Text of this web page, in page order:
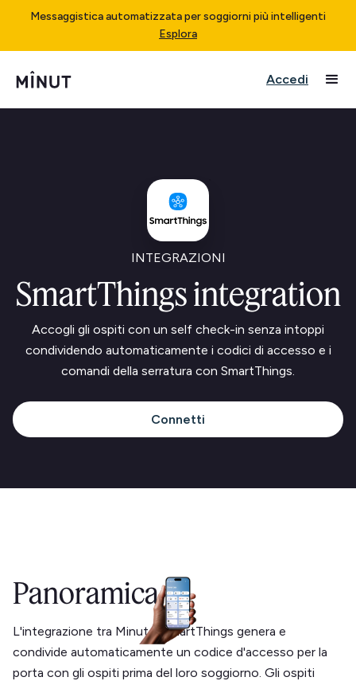
Messaggistica automatizzata per soggiorni più intelligenti
Esplora
Accedi
INTEGRAZIONI
SmartThings integration
Accogli gli ospiti con un self check-in senza intoppi
condividendo automaticamente i codici di accesso e i
comandi della serratura con SmartThings.
Connetti
Panoramica
L'integrazione tra Minut e SmartThings genera e
condivide automaticamente un codice d'accesso per la
porta con gli ospiti prima del loro soggiorno. Gli ospiti